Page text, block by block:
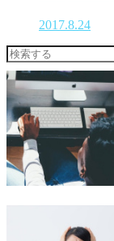
2017.8.24